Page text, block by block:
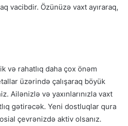
vacibdir. Özünüzə vaxt ayıraraq,
və rahatlıq daha çox önəm
üzərində çalışaraq böyük
Ailənizlə və yaxınlarınızla vaxt
gətirəcək. Yeni dostluqlar qura
çevrənizdə aktiv olsanız.